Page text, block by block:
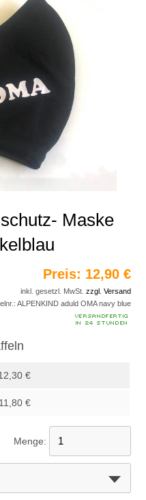
Maske
Preis: 12,90 €
inkl. gesetzl. MwSt. zzgl. Versand
ALPENKIND aduld OMA navy blue
€
€
Menge: